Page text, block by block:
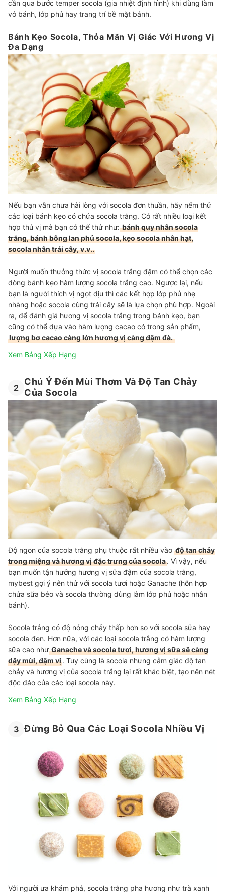
cần qua bước temper socola (gia nhiệt định hình) khi dùng làm
vỏ bánh, lớp phủ hay trang trí bề mặt bánh.
Bánh Kẹo Socola, Thỏa Mãn Vị Giác Với Hương Vị
Đa Dạng
Nếu bạn vẫn chưa hài lòng với socola đơn thuần, hãy nếm thử
các loại bánh kẹo có chứa socola trắng. Có rất nhiều loại kết
hợp thú vị mà bạn có thể thử như:bánh quy nhân socola
trắng, bánh bông lan phủ socola, kẹo socola nhân hạt,
socola nhân trái cây, v.v..
Người muốn thưởng thức vị socola trắng đậm có thể chọn các
dòng bánh kẹo hàm lượng socola trắng cao. Ngược lại, nếu
bạn là người thích vị ngọt dịu thì các kết hợp lớp phủ nhẹ
nhàng hoặc socola cùng trái cây sẽ là lựa chọn phù hợp. Ngoài
ra, để đánh giá hương vị socola trắng trong bánh kẹo, bạn
cũng có thể dựa vào hàm lượng cacao có trong sản phẩm,
lượng bơ cacao càng lớn hương vị càng đậm đà.
Xem Bảng Xếp Hạng
2
Chú Ý Đến Mùi Thơm Và Độ Tan Chảy
Của Socola
Độ ngon của socola trắng phụ thuộc rất nhiều vào độ tan chảy
trong miệng và hương vị đặc trưng của socola. Vì vậy, nếu
bạn muốn tận hưởng hương vị sữa đậm của socola trắng,
mybest gợi ý nên thử với socola tươi hoặc Ganache (hỗn hợp
chứa sữa béo và socola thường dùng làm lớp phủ hoặc nhân
bánh).
Socola trắng có độ nóng chảy thấp hơn so với socola sữa hay
socola đen. Hơn nữa, với các loại socola trắng có hàm lượng
sữa cao nhưGanache và socola tươi, hương vị sữa sẽ càng
dậy mùi, đậm vị. Tuy cùng là socola nhưng cảm giác độ tan
chảy và hương vị của socola trắng lại rất khác biệt, tạo nên nét
độc đáo của các loại socola này.
Xem Bảng Xếp Hạng
3 Đừng Bỏ Qua Các Loại Socola Nhiều Vị
Với người ưa khám phá, socola trắng pha hương như trà xanh